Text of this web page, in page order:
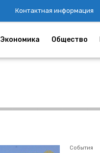
Контактная информация
Экономика Общество
События